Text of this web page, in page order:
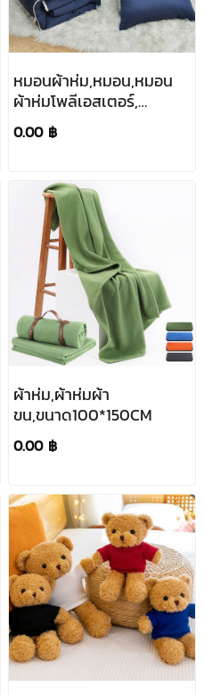
หมอนผ้าห่ม,หมอน,หมอน
ผ้าห่มโพลีเอสเตอร์,
ขนาด40*40cm,100*150cm
0.00 ฿
ผ้าห่ม,ผ้าห่มผ้า
ขน,ขนาด100*150CM
0.00 ฿